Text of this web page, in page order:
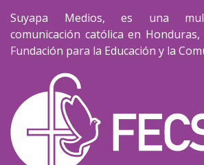
Suyapa Medios, es una
comunicación católica en
Fundación para la Educación y la